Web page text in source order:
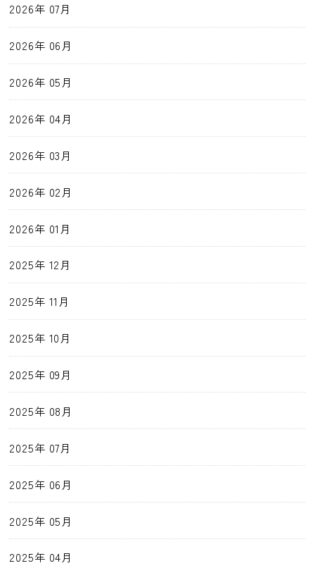
2026年 07月
2026年 06月
2026年 05月
2026年 04月
2026年 03月
2026年 02月
2026年 01月
2025年 12月
2025年 11月
2025年 10月
2025年 09月
2025年 08月
2025年 07月
2025年 06月
2025年 05月
2025年 04月